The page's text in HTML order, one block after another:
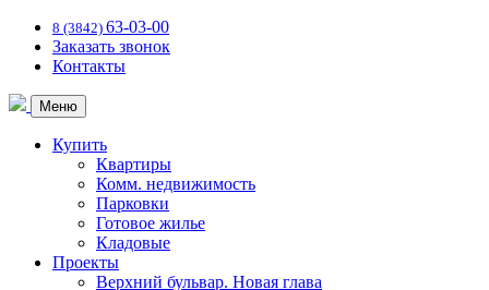
8 (3842) 63-03-00
Заказать звонок
Контакты
Меню
Купить
Квартиры
Комм. недвижимость
Парковки
Готовое жилье
Кладовые
Проекты
Верхний бульвар. Новая глава